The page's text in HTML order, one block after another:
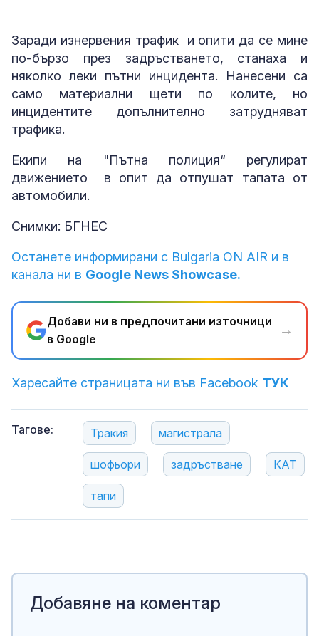
Заради изнервения трафик и опити да се мине
по-бързо през задръстването, станаха и
няколко леки пътни инцидента. Нанесени са
само материални щети по колите, но
инцидентите допълнително затрудняват
трафика.
Екипи на "Пътна полиция“ регулират
движението в опит да отпушат тапата от
автомобили.
Снимки: БГНЕС
Останете информирани с Bulgaria ON AIR и в
канала ни в Google News Showcase.
Добави ни в предпочитани източници
в Google
→
Харесайте страницата ни във Facebook ТУК
Тагове: Тракия магистрала
шофьори задръстване КАТ
тапи
Добавяне на коментар